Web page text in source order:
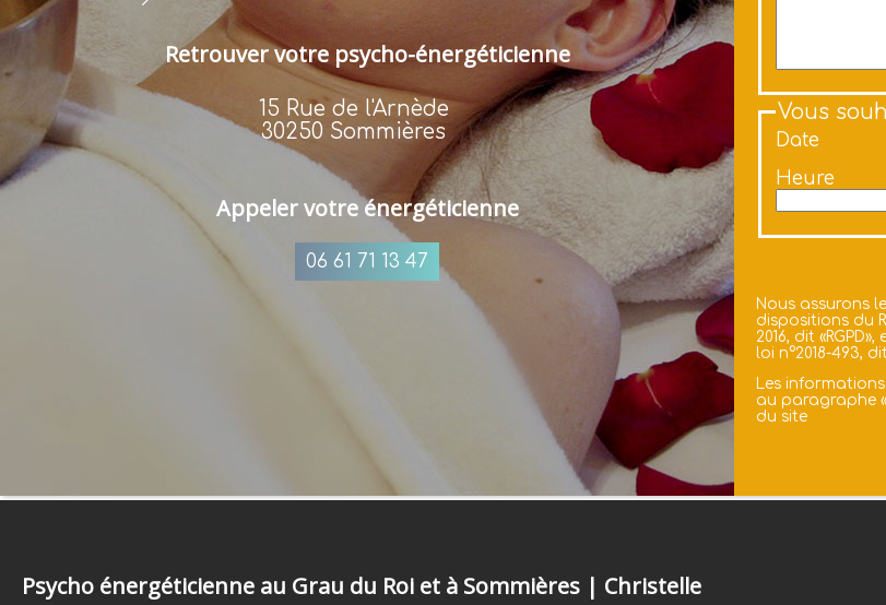
Retrouver votre psycho-énergéticienne
15 Rue de l'Arnède
30250 Sommières
Appeler votre énergéticienne
06 61 71 13 47
Vous
Date
Heure
Nous assurons
dispositions du
2016, dit
loi n°2018-493,
Les
au paragraphe «
du site
Psycho énergéticienne au Grau du Roi et à Sommières | Christelle